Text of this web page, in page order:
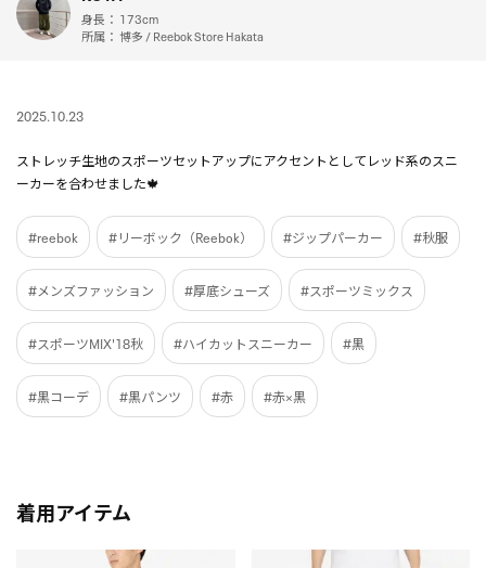
身長： 173cm
所属： 博多 / Reebok Store Hakata
2025.10.23
ストレッチ生地のスポーツセットアップにアクセントとしてレッド系のスニ
ーカーを合わせました🍁
#reebok #リーボック（Reebok） #ジップパーカー #秋服
#メンズファッション #厚底シューズ #スポーツミックス
#スポーツMIX'18秋 #ハイカットスニーカー #黒
#黒コーデ #黒パンツ #赤 #赤×黒
着用アイテム